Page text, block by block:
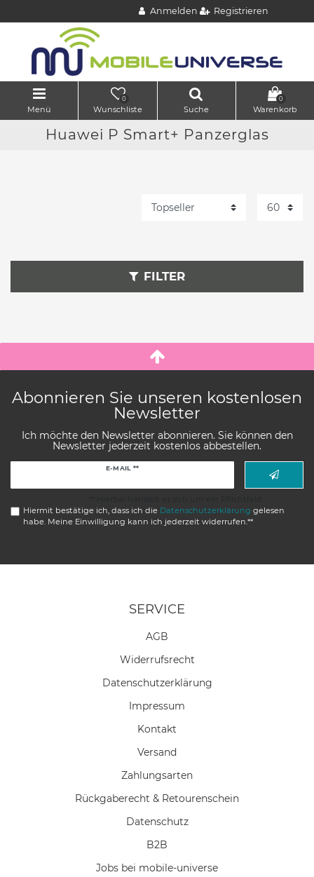
Anmelden Registrieren
Menü
0
Wunschliste Suche
0
Warenkorb
Huawei P Smart+ Panzerglas
FILTER
Abonnieren Sie unseren kostenlosen
Newsletter
Ich möchte den Newsletter abonnieren. Sie können den
Newsletter jederzeit kostenlos abbestellen.
E-MAIL **
Hiermit bestätige ich, dass ich die Daten­schutz­erklärung gelesen
habe. Meine Einwilligung kann ich jederzeit widerrufen.**
SERVICE
AGB
Widerrufs­recht
Daten­schutz­erklärung
Impressum
Kontakt
Versand
Zahlungsarten
Rückgaberecht & Retourenschein
Datenschutz
B2B
Jobs bei mobile-universe